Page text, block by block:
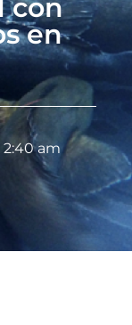
con
en
2:40 am